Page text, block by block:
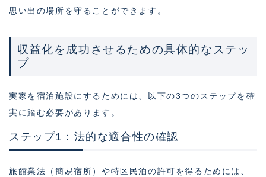
思い出の場所を守ることができます。
収益化を成功させるための具体的なステッ
プ
実家を宿泊施設にするためには、以下の3つのステップを確
実に踏む必要があります。
ステップ1：法的な適合性の確認
旅館業法（簡易宿所）や特区民泊の許可を得るためには、